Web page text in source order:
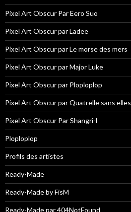
Pixel Art Obscur Par Eero Suo
Pixel Art Obscur par Ladee
Pixel Art Obscur par Le morse des mers
Pixel Art Obscur par Major Luke
Pixel Art Obscur par Ploploplop
Pixel Art Obscur par Quatrelle sans elles
Pixel Art Obscur Par Shangri-l
Ploploplop
Profils des artistes
Ready-Made
Ready-Made by FisM
Ready-Made par 404NotFound